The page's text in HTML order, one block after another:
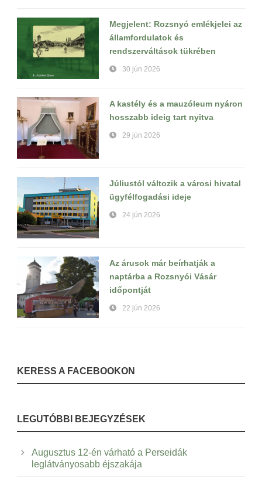
Megjelent: Rozsnyó emlékjelei az
államfordulatok és
rendszerváltások tükrében
30 jún 2026
A kastély és a mauzóleum nyáron
hosszabb ideig tart nyitva
29 jún 2026
Júliustól változik a városi hivatal
ügyfélfogadási ideje
24 jún 2026
Az árusok már beírhatják a
naptárba a Rozsnyói Vásár
időpontját
22 jún 2026
KERESS A FACEBOOKON
LEGUTÓBBI BEJEGYZÉSEK
Augusztus 12-én várható a Perseidák
leglátványosabb éjszakája